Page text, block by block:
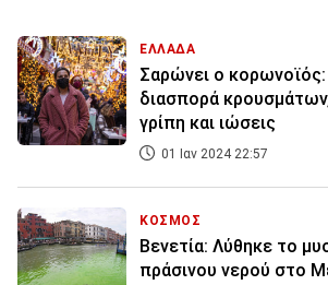
ΕΛΛΑΔΑ
Σαρώνει ο
διασπορά
γρίπη και ιώσεις
01 Ιαν 2024 22:57
ΚΟΣΜΟΣ
Βενετία: Λύθηκε το
πράσινου νερού στο